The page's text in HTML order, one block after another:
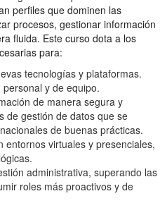
perfiles que dominen las
procesos, gestionar información
fluida. Este curso dota a los
para:
tecnologías y plataformas.
y de equipo.
de manera segura y
de gestión de datos que se
de buenas prácticas.
entornos virtuales y presenciales,
administrativa, superando las
roles más proactivos y de